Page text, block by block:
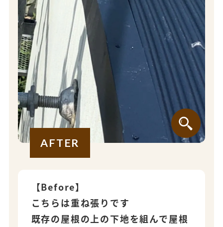
AFTER
【Before】
こちらは重ね張りです
既存の屋根の上の下地を組んで屋根